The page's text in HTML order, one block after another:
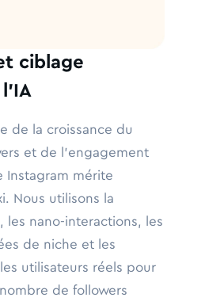
ciblage
l'IA
de la croissance du
et de l'engagement
Instagram mérite
Nous utilisons la
les nano-interactions, les
de niche et les
utilisateurs réels pour
de followers